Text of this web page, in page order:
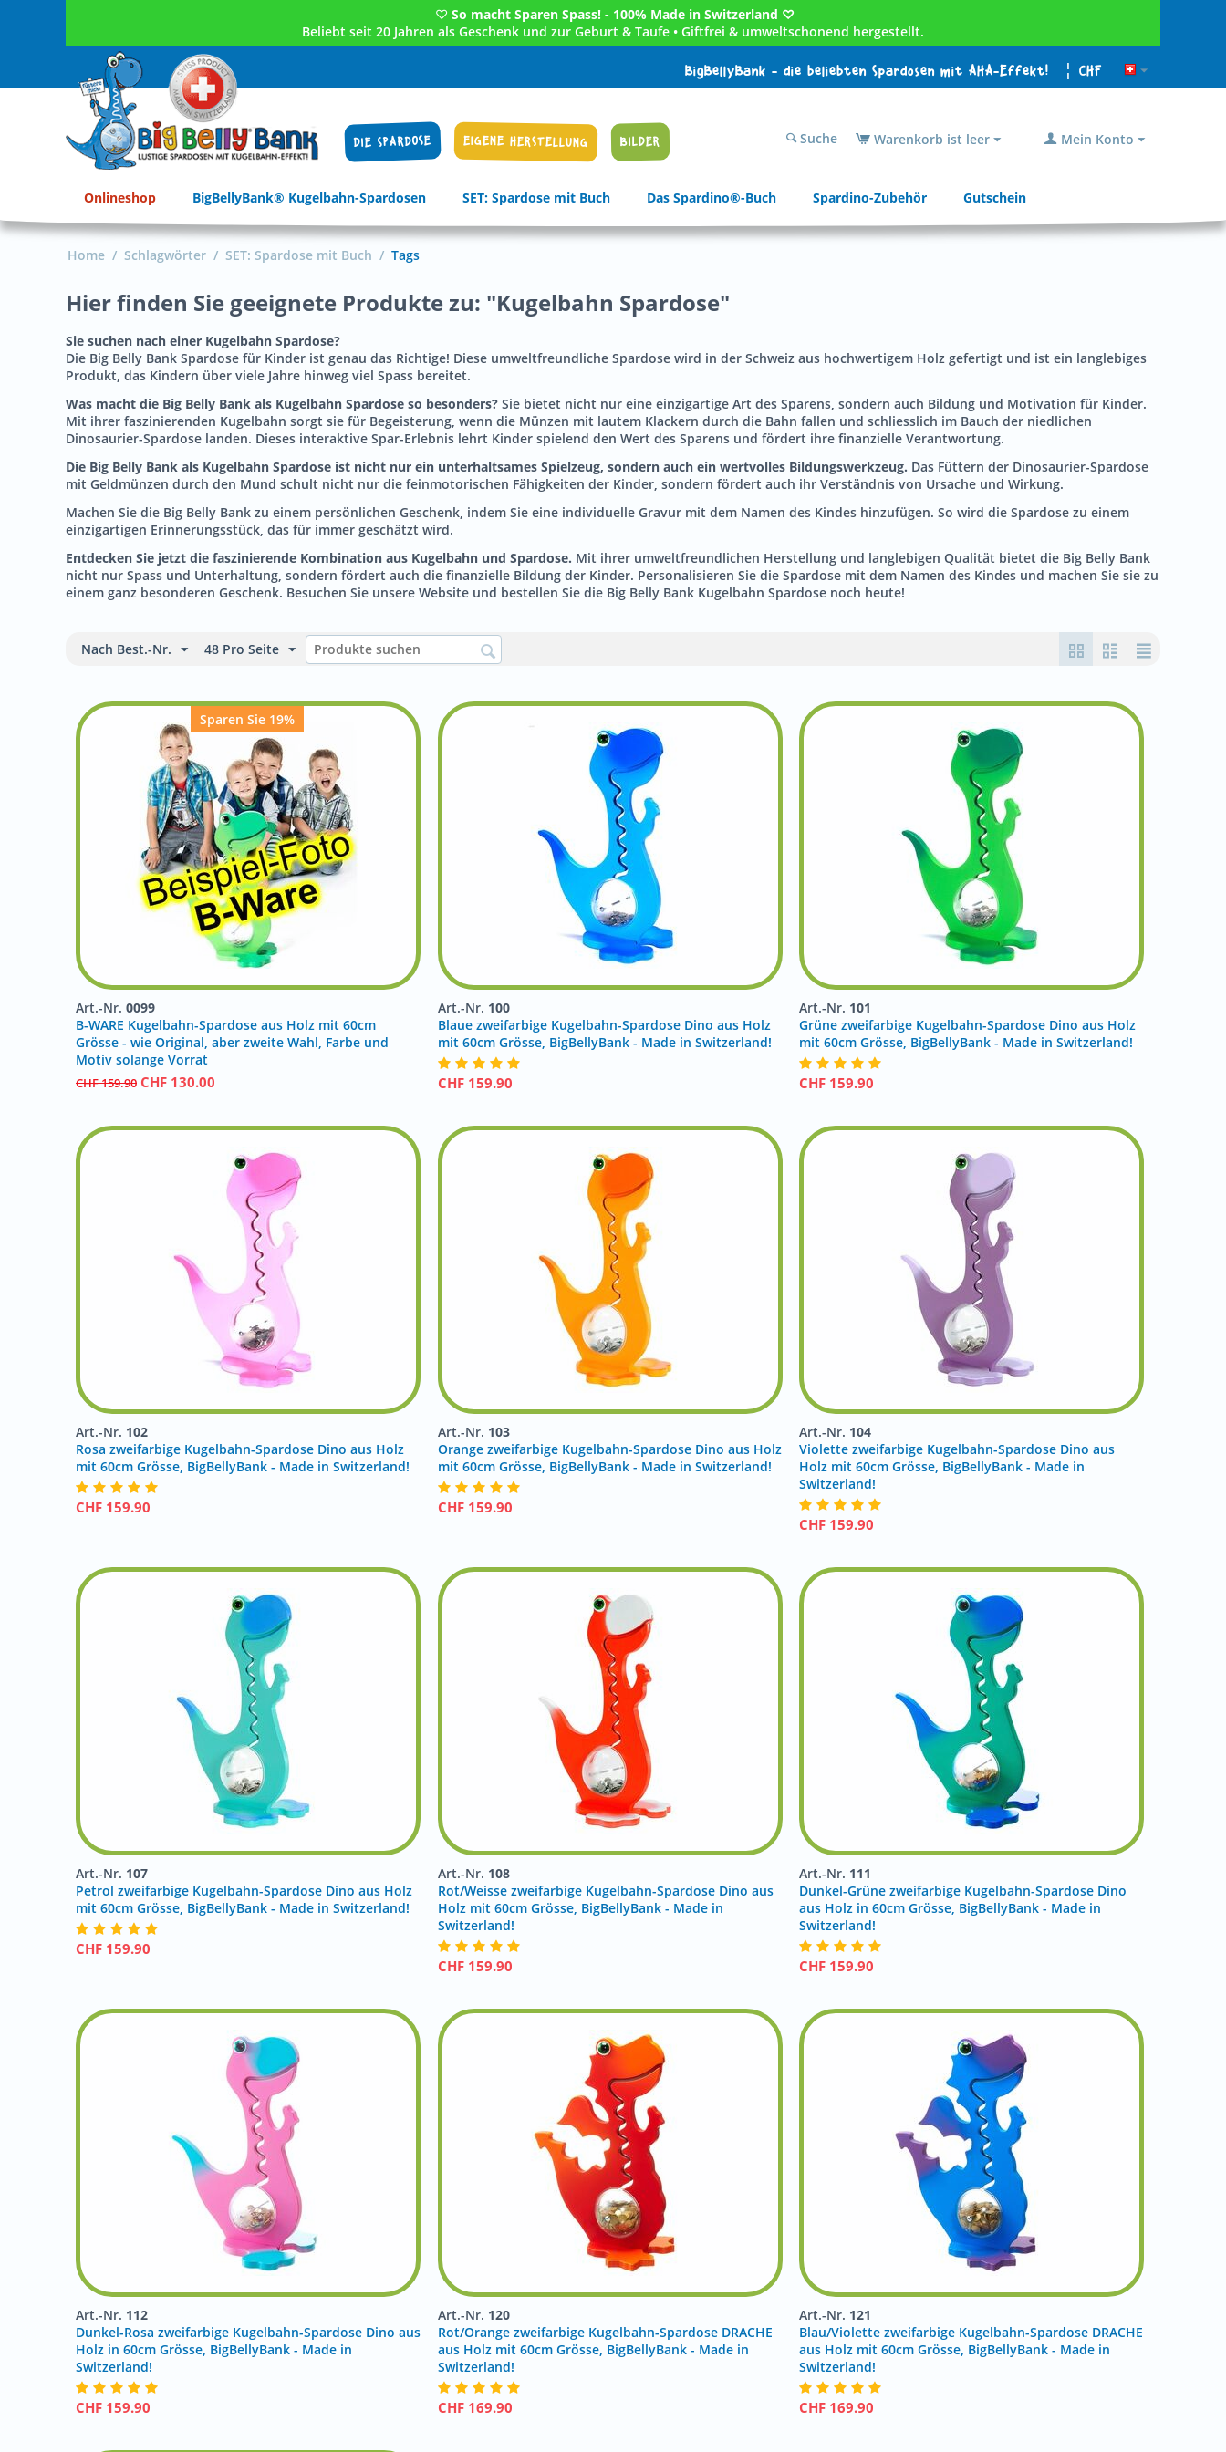
♡ So macht Sparen Spass! - 100% Made in Switzerland ♡
Beliebt seit 20 Jahren als Geschenk und zur Geburt & Taufe • Giftfrei & umweltschonend hergestellt.
BigBellyBank - die beliebten Spardosen mit AHA-Effekt! ¦ CHF
DIE SPARDOSE EIGENE HERSTELLUNG BILDER Mein Konto
Warenkorb ist leer
Suche
Onlineshop BigBellyBank® Kugelbahn-Spardosen SET: Spardose mit Buch Das Spardino®-Buch Spardino-Zubehör Gutschein
Home / Schlagwörter / SET: Spardose mit Buch / Tags
Hier finden Sie geeignete Produkte zu: "Kugelbahn Spardose"
Sie suchen nach einer Kugelbahn Spardose?
Die Big Belly Bank Spardose für Kinder ist genau das Richtige! Diese umweltfreundliche Spardose wird in der Schweiz aus hochwertigem Holz gefertigt und ist ein langlebiges
Produkt, das Kindern über viele Jahre hinweg viel Spass bereitet.
Was macht die Big Belly Bank als Kugelbahn Spardose so besonders? Sie bietet nicht nur eine einzigartige Art des Sparens, sondern auch Bildung und Motivation für Kinder.
Mit ihrer faszinierenden Kugelbahn sorgt sie für Begeisterung, wenn die Münzen mit lautem Klackern durch die Bahn fallen und schliesslich im Bauch der niedlichen
Dinosaurier-Spardose landen. Dieses interaktive Spar-Erlebnis lehrt Kinder spielend den Wert des Sparens und fördert ihre finanzielle Verantwortung.
Die Big Belly Bank als Kugelbahn Spardose ist nicht nur ein unterhaltsames Spielzeug, sondern auch ein wertvolles Bildungswerkzeug. Das Füttern der Dinosaurier-Spardose
mit Geldmünzen durch den Mund schult nicht nur die feinmotorischen Fähigkeiten der Kinder, sondern fördert auch ihr Verständnis von Ursache und Wirkung.
Machen Sie die Big Belly Bank zu einem persönlichen Geschenk, indem Sie eine individuelle Gravur mit dem Namen des Kindes hinzufügen. So wird die Spardose zu einem
einzigartigen Erinnerungsstück, das für immer geschätzt wird.
Entdecken Sie jetzt die faszinierende Kombination aus Kugelbahn und Spardose. Mit ihrer umweltfreundlichen Herstellung und langlebigen Qualität bietet die Big Belly Bank
nicht nur Spass und Unterhaltung, sondern fördert auch die finanzielle Bildung der Kinder. Personalisieren Sie die Spardose mit dem Namen des Kindes und machen Sie sie zu
einem ganz besonderen Geschenk. Besuchen Sie unsere Website und bestellen Sie die Big Belly Bank Kugelbahn Spardose noch heute!
Nach Best.-Nr. 48 Pro Seite
Sparen Sie 19%
Art.-Nr. 0099
B-WARE Kugelbahn-Spardose aus Holz mit 60cm
Grösse - wie Original, aber zweite Wahl, Farbe und
Motiv solange Vorrat
CHF159.90 CHF 130.00
Art.-Nr. 100
Blaue zweifarbige Kugelbahn-Spardose Dino aus Holz
mit 60cm Grösse, BigBellyBank - Made in Switzerland!
CHF 159.90
Art.-Nr. 101
Grüne zweifarbige Kugelbahn-Spardose Dino aus Holz
mit 60cm Grösse, BigBellyBank - Made in Switzerland!
CHF 159.90
Art.-Nr. 102
Rosa zweifarbige Kugelbahn-Spardose Dino aus Holz
mit 60cm Grösse, BigBellyBank - Made in Switzerland!
CHF 159.90
Art.-Nr. 103
Orange zweifarbige Kugelbahn-Spardose Dino aus Holz
mit 60cm Grösse, BigBellyBank - Made in Switzerland!
CHF 159.90
Art.-Nr. 104
Violette zweifarbige Kugelbahn-Spardose Dino aus
Holz mit 60cm Grösse, BigBellyBank - Made in
Switzerland!
CHF 159.90
Art.-Nr. 107
Petrol zweifarbige Kugelbahn-Spardose Dino aus Holz
mit 60cm Grösse, BigBellyBank - Made in Switzerland!
CHF 159.90
Art.-Nr. 108
Rot/Weisse zweifarbige Kugelbahn-Spardose Dino aus
Holz mit 60cm Grösse, BigBellyBank - Made in
Switzerland!
CHF 159.90
Art.-Nr. 111
Dunkel-Grüne zweifarbige Kugelbahn-Spardose Dino
aus Holz in 60cm Grösse, BigBellyBank - Made in
Switzerland!
CHF 159.90
Art.-Nr. 112
Dunkel-Rosa zweifarbige Kugelbahn-Spardose Dino aus
Holz in 60cm Grösse, BigBellyBank - Made in
Switzerland!
CHF 159.90
Art.-Nr. 120
Rot/Orange zweifarbige Kugelbahn-Spardose DRACHE
aus Holz mit 60cm Grösse, BigBellyBank - Made in
Switzerland!
CHF 169.90
Art.-Nr. 121
Blau/Violette zweifarbige Kugelbahn-Spardose DRACHE
aus Holz mit 60cm Grösse, BigBellyBank - Made in
Switzerland!
CHF 169.90